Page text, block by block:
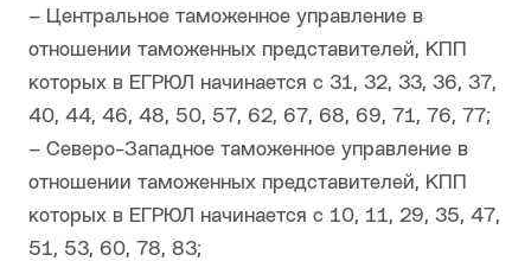
– Центральное таможенное управление в
отношении таможенных представителей, КПП
которых в ЕГРЮЛ начинается с 31, 32, 33, 36, 37,
40, 44, 46, 48, 50, 57, 62, 67, 68, 69, 71, 76, 77;
– Северо-Западное таможенное управление в
отношении таможенных представителей, КПП
которых в ЕГРЮЛ начинается с 10, 11, 29, 35, 47,
51, 53, 60, 78, 83;